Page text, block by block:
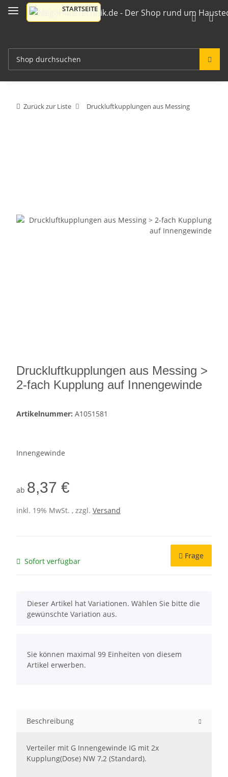
Zurück zur Liste Druckluftkupplungen aus Messing
Druckluftkupplungen aus Messing >
2-fach Kupplung auf Innengewinde
Artikelnummer: A1051581
Innengewinde
ab 8,37 €
inkl. 19% MwSt. , zzgl. Versand
Sofort verfügbar
Frage
x
Dieser Artikel hat Variationen. Wählen Sie bitte die
gewünschte Variation aus.
Sie können maximal 99 Einheiten von diesem
Artikel erwerben.
Beschreibung
Verteiler mit G Innengewinde IG mit 2x
Kupplung(Dose) NW 7,2 (Standard).